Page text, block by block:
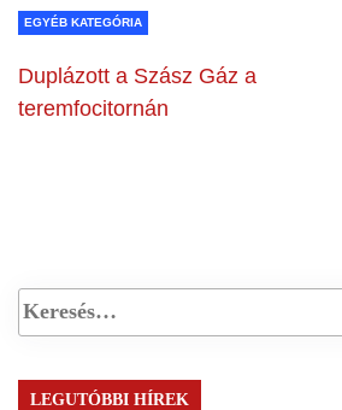
EGYÉB KATEGÓRIA
Duplázott a Szász Gáz a
teremfocitornán
LEGUTÓBBI HÍREK